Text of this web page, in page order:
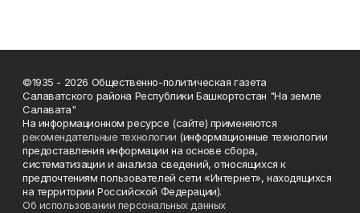
©1935 - 2026 Общественно-политическая газета
Салаватского района Республики Башкортостан "На земле
Салавата"
На информационном ресурсе (сайте) применяются
рекомендательные технологии (информационные технологии
предоставления информации на основе сбора,
систематизации и анализа сведений, относящихся к
предпочтениям пользователей сети «Интернет», находящихся
на территории Российской Федерации).
Об использовании персональных данных